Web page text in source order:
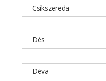
Csíkszereda
Dés
Déva